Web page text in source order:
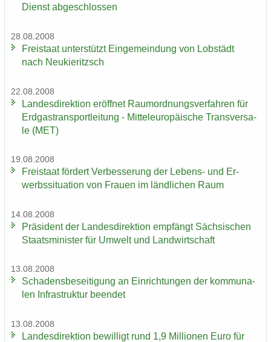
Dienst ab­ge­schlos­sen
28.08.2008
Frei­staat un­ter­stützt Ein­ge­mein­dung von Lob­städt
nach Neu­kie­ritzsch
22.08.2008
Lan­des­di­rek­ti­on er­öff­net Raum­ord­nungs­ver­fah­ren für
Erd­gas­trans­port­lei­tung - Mit­tel­eu­ro­päi­sche Trans­ver­sa­
le (MET)
19.08.2008
Frei­staat för­dert Ver­bes­se­rung der Lebens-​ und Er­
werbs­si­tua­ti­on von Frau­en im länd­li­chen Raum
14.08.2008
Prä­si­dent der Lan­des­di­rek­ti­on emp­fängt Säch­si­schen
Staats­mi­nis­ter für Um­welt und Land­wirt­schaft
13.08.2008
Scha­dens­be­sei­ti­gung an Ein­rich­tun­gen der kom­mu­na­
len In­fra­struk­tur be­en­det
13.08.2008
Lan­des­di­rek­ti­on be­wil­ligt rund 1,9 Mil­lio­nen Euro für